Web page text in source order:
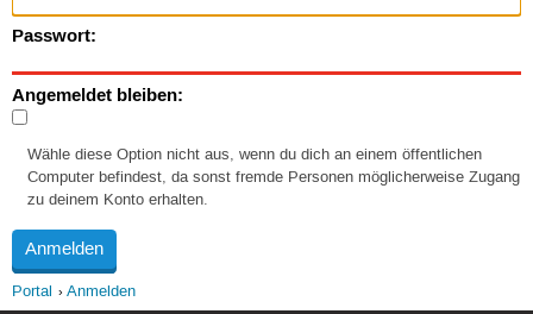
Passwort:
Angemeldet bleiben:
Wähle diese Option nicht aus, wenn du dich an einem öffentlichen
Computer befindest, da sonst fremde Personen möglicherweise Zugang
zu deinem Konto erhalten.
Portal Anmelden